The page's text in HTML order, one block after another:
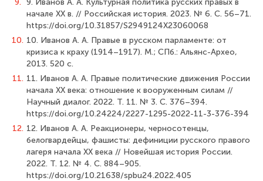
9. 9. Иванов А. А. Культурная политика русских правых в
начале XX в. // Российская история. 2023. № 6. С. 56–71.
https://doi.org/10.31857/S2949124X23060068
10. 10. Иванов А. А. Правые в русском парламенте: от
кризиса к краху (1914–1917). М.; СПб.: Альянс-Архео,
2013. 520 с.
11. 11. Иванов А. А. Правые политические движения России
начала XX века: отношение к вооруженным силам //
Научный диалог. 2022. Т. 11. № 3. С. 376–394.
https://doi.org/10.24224/2227-1295-2022-11-3-376-394
12. 12. Иванов А. А. Реакционеры, черносотенцы,
белогвардейцы, фашисты: дефиниции русского правого
лагеря начала XX века // Новейшая история России.
2022. Т. 12. № 4. С. 884–905.
https://doi.org/10.21638/spbu24.2022.405